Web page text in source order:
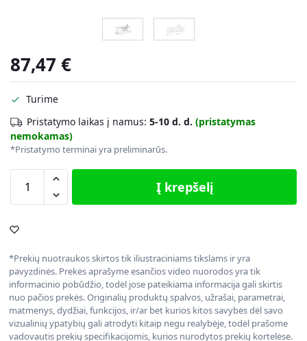
87,47 €
Turime
Pristatymo laikas į namus: 5-10 d. d. (pristatymas
nemokamas)
*Pristatymo terminai yra preliminarūs.
Į krepšelį
*Prekių nuotraukos skirtos tik iliustraciniams tikslams ir yra
pavyzdinės. Prekės aprašyme esančios video nuorodos yra tik
informacinio pobūdžio, todėl jose pateikiama informacija gali skirtis
nuo pačios prekės. Originalių produktų spalvos, užrašai, parametrai,
matmenys, dydžiai, funkcijos, ir/ar bet kurios kitos savybės dėl savo
vizualinių ypatybių gali atrodyti kitaip negu realybėje, todėl prašome
vadovautis prekių specifikacijomis, kurios nurodytos prekių kortelėse.